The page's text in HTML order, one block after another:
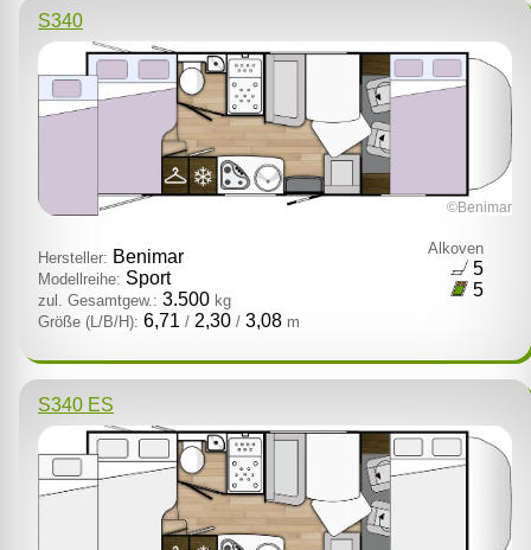
S340
©Benimar
Hersteller: Benimar
Modellreihe: Sport
zul. Gesamtgew.: 3.500 kg
Größe (L/B/H): 6,71 / 2,30 / 3,08 m
Alkoven
5
5
S340 ES